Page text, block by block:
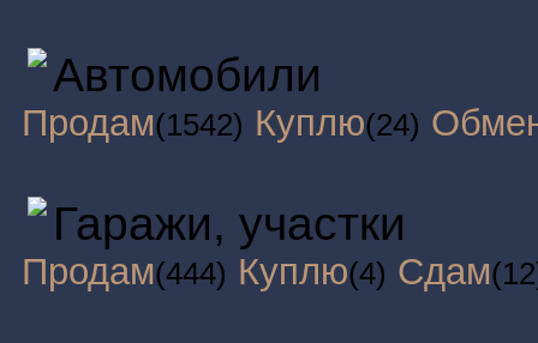
Автомобили
Продам(1542) Куплю(24)
Гаражи, участки
Продам(444) Куплю(4) Сдам